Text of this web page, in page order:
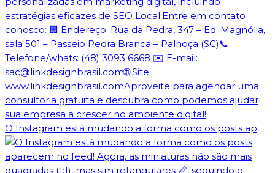
O Instagram está mudando a forma como os posts ap